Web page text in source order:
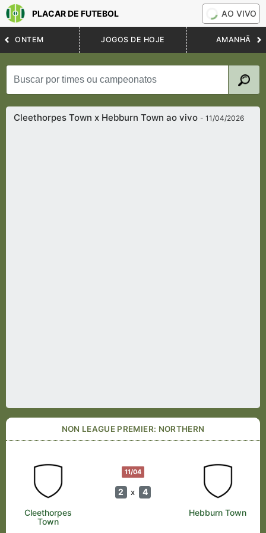
PLACAR DE FUTEBOL AO VIVO
ONTEM JOGOS DE HOJE AMANHÃ
Cleethorpes Town x Hebburn Town ao vivo- 11/04/2026
NON LEAGUE PREMIER: NORTHERN
11/04
2 x 4
Cleethorpes
Town
Hebburn Town